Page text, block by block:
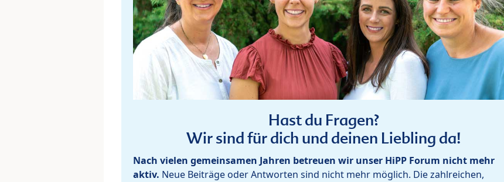
Hast du Fragen?
Wir sind für dich und deinen Liebling da!
Nach vielen gemeinsamen Jahren betreuen wir unser HiPP Forum nicht mehr
aktiv. Neue Beiträge oder Antworten sind nicht mehr möglich. Die zahlreichen,